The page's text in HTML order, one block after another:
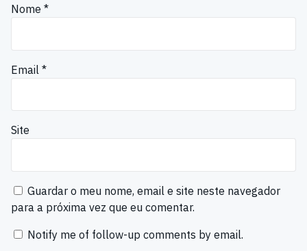
Nome *
Email *
Site
Guardar o meu nome, email e site neste navegador
para a próxima vez que eu comentar.
Notify me of follow-up comments by email.